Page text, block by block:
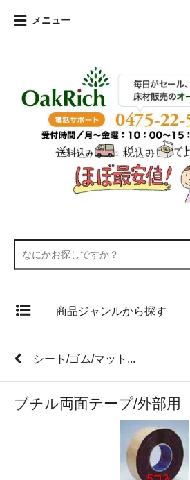
メニュー
商品ジャンルから探す
シート/ゴム/マット...
ブチル両面テープ/外部用